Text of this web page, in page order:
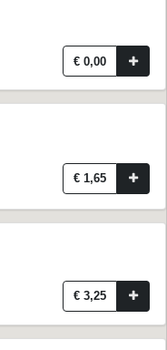
€ 0,00
€ 1,65
€ 3,25